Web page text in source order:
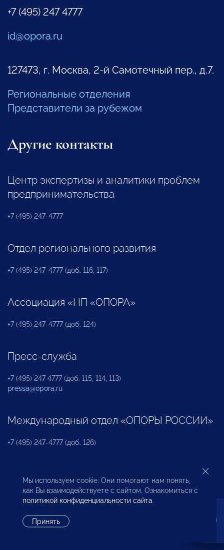
+7 (495) 247 4777
id@opora.ru
127473, г. Москва, 2-й Самотечный пер., д.7.
Региональные отделения
Представители за рубежом
Другие контакты
Центр экспертизы и аналитики проблем
предпринимательства
+7 (495) 247-4777
Отдел регионального развития
+7 (495) 247-4777 (доб. 116, 117)
Ассоциация «НП «ОПОРА»
+7 (495) 247-4777 (доб. 124)
Пресс-служба
+7 (495) 247 4777 (доб. 115, 114, 113)
pressa@opora.ru
Международный отдел «ОПОРЫ РОССИИ»
+7 (495) 247-4777 (доб. 126)
Бюро по защите прав предпринимателей и
инвесторов
Мы используем cookie. Они помогают нам понять,
как Вы взаимодействуете с сайтом. Ознакомиться с
политикой конфиденциальности сайта.
Принять